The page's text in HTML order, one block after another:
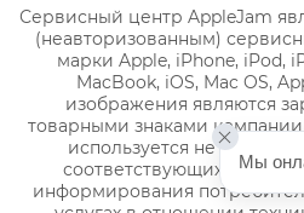
Сервисный центр AppleJam
(неавторизованным)
марки Apple, iPhone, iPod,
MacBook, iOS, Mac OS,
изображения являются
товарными знаками
используется не с целью
соответствующих услуг
информирования
Мы